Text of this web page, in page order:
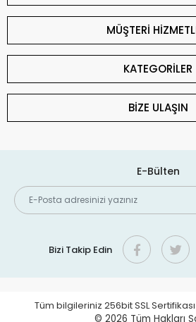
MÜŞTERİ
KATEGORİLER
BİZE ULAŞIN
E-Bülten
Bizi Takip Edin
Tüm bilgileriniz 256bit SSL
© 2026 Tüm Hakları